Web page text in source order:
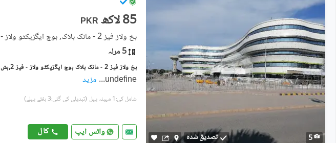
5 تصدیق شدہ
PKR 85 لاکھ
بخ ولاز فیز 2 - مانک بلاک, بوچ ایگزیکٹو ولاز - فیز 2
5 مرلہ
undefine
... مزید
شامل کی:1 مہینہ پہل (تبدیلی کی گئی:3 ہفتے پہلے)
واٹس ایپ کال